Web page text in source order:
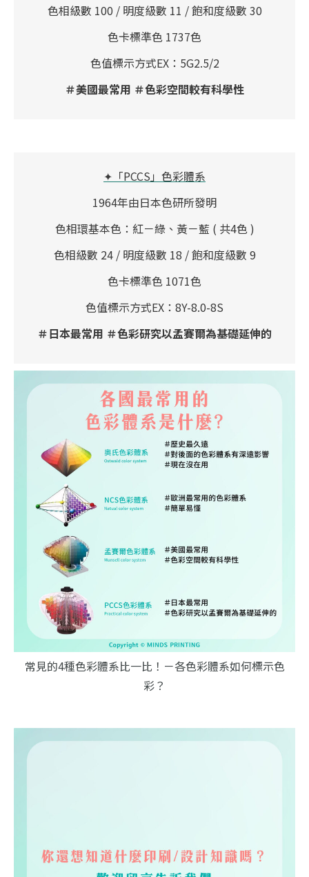
色相級數 100 / 明度級數 11 / 飽和度級數 30
色卡標準色 1737色
色值標示方式EX：5G2.5/2
＃美國最常用 ＃色彩空間較有科學性
✦「PCCS」色彩體系
1964年由日本色研所發明
色相環基本色：紅－綠、黃－藍 ( 共4色 )
色相級數 24 / 明度級數 18 / 飽和度級數 9
色卡標準色 1071色
色值標示方式EX：8Y-8.0-8S
＃日本最常用 ＃色彩研究以孟賽爾為基礎延伸的
常見的4種色彩體系比一比！－各色彩體系如何標示色
彩？